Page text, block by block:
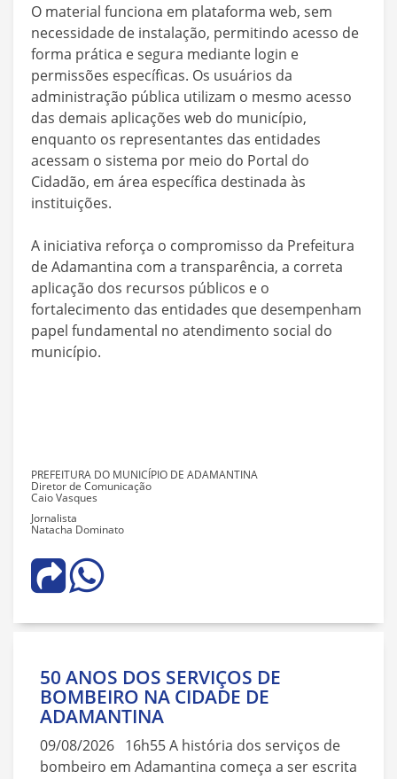
O material funciona em plataforma web, sem
necessidade de instalação, permitindo acesso de
forma prática e segura mediante login e
permissões específicas. Os usuários da
administração pública utilizam o mesmo acesso
das demais aplicações web do município,
enquanto os representantes das entidades
acessam o sistema por meio do Portal do
Cidadão, em área específica destinada às
instituições.
A iniciativa reforça o compromisso da Prefeitura
de Adamantina com a transparência, a correta
aplicação dos recursos públicos e o
fortalecimento das entidades que desempenham
papel fundamental no atendimento social do
município.
PREFEITURA DO MUNICÍPIO DE ADAMANTINA
Diretor de Comunicação
Caio Vasques
Jornalista
Natacha Dominato
50 ANOS DOS SERVIÇOS DE
BOMBEIRO NA CIDADE DE
ADAMANTINA
09/08/2026 16h55 A história dos serviços de
bombeiro em Adamantina começa a ser escrita